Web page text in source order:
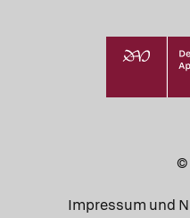
©
Impressum und